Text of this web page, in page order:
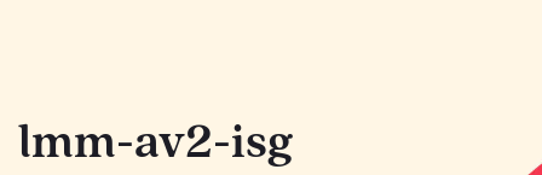
lmm-av2-isg